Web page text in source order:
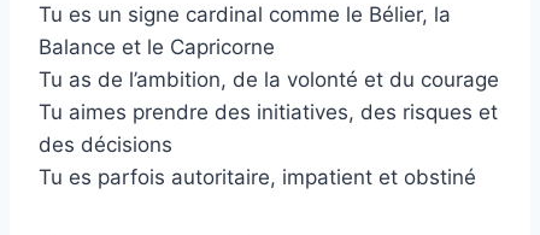
Tu es un signe cardinal comme le Bélier, la
Balance et le Capricorne
Tu as de l’ambition, de la volonté et du courage
Tu aimes prendre des initiatives, des risques et
des décisions
Tu es parfois autoritaire, impatient et obstiné